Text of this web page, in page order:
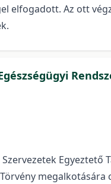
elfogadott. Az ott